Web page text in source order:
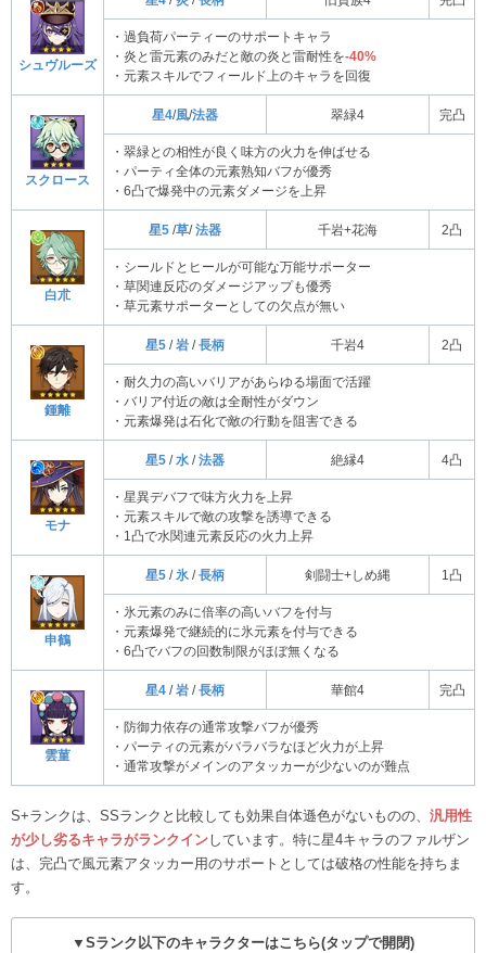
シュヴルーズ
・過負荷パーティーのサポートキャラ
・炎と雷元素のみだと敵の炎と雷耐性を-40%
・元素スキルでフィールド上のキャラを回復
スクロース
星4/風/法器 翠緑4 完凸
・翠緑との相性が良く味方の火力を伸ばせる
・パーティ全体の元素熟知バフが優秀
・6凸で爆発中の元素ダメージを上昇
白朮
星5 /草/法器 千岩+花海 2凸
・シールドとヒールが可能な万能サポーター
・草関連反応のダメージアップも優秀
・草元素サポーターとしての欠点が無い
鍾離
星5 /岩 /長柄 千岩4 2凸
・耐久力の高いバリアがあらゆる場面で活躍
・バリア付近の敵は全耐性がダウン
・元素爆発は石化で敵の行動を阻害できる
モナ
星5 /水 /法器 絶縁4 4凸
・星異デバフで味方火力を上昇
・元素スキルで敵の攻撃を誘導できる
・1凸で水関連元素反応の火力上昇
申鶴
星5 / 氷 /長柄 剣闘士+しめ縄 1凸
・氷元素のみに倍率の高いバフを付与
・元素爆発で継続的に氷元素を付与できる
・6凸でバフの回数制限がほぼ無くなる
雲菫
星4 /岩 /長柄 華館4 完凸
・防御力依存の通常攻撃バフが優秀
・パーティの元素がバラバラなほど火力が上昇
・通常攻撃がメインのアタッカーが少ないのが難点
S+ランクは、SSランクと比較しても効果自体遜色がないものの、 汎用性
が少し劣るキャラがランクインしています。特に星4キャラのファルザン
は、完凸で風元素アタッカー用のサポートとしては破格の性能を持ちま
す。
▼Sランク以下のキャラクターはこちら(タップで開閉)